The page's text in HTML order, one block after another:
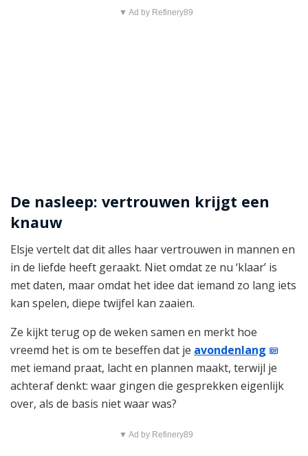
▼ Ad by Refinery89
De nasleep: vertrouwen krijgt een
knauw
Elsje vertelt dat dit alles haar vertrouwen in mannen en
in de liefde heeft geraakt. Niet omdat ze nu ‘klaar’ is
met daten, maar omdat het idee dat iemand zo lang iets
kan spelen, diepe twijfel kan zaaien.
Ze kijkt terug op de weken samen en merkt hoe
vreemd het is om te beseffen dat je avondenlang
met iemand praat, lacht en plannen maakt, terwijl je
achteraf denkt: waar gingen die gesprekken eigenlijk
over, als de basis niet waar was?
▼ Ad by Refinery89